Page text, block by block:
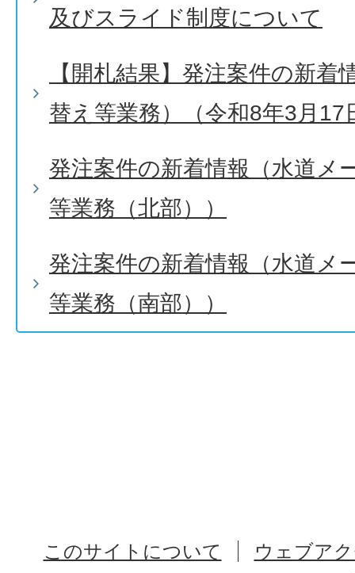
及びスライド制度について
【開札結果】発注案件の新着
替え等業務）（令和8年3月17
発注案件の新着情報（水道メ
等業務（北部））
発注案件の新着情報（水道メ
等業務（南部））
このサイトについて
ウェブア